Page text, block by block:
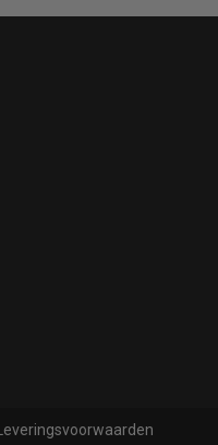
Leveringsvoorwaarden